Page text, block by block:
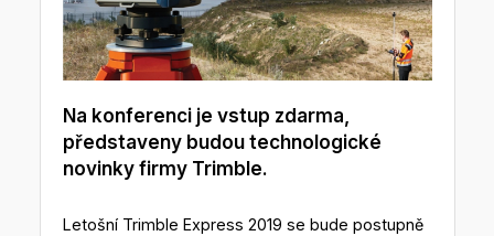
Na konferenci je vstup zdarma,
představeny budou technologické
novinky firmy Trimble.
Letošní Trimble Express 2019 se bude postupně